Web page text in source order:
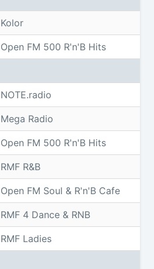
Kolor
Open FM 500 R'n'B Hits
NOTE.radio
Mega Radio
Open FM 500 R'n'B Hits
RMF R&B
Open FM Soul & R'n'B Cafe
RMF 4 Dance & RNB
RMF Ladies